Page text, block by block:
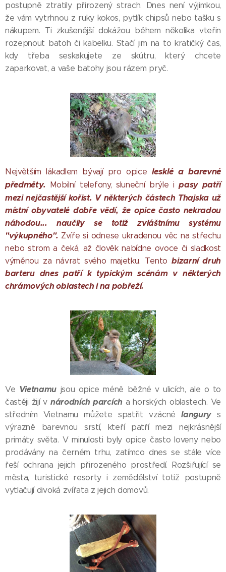
postupně ztratily přirozený strach. Dnes není výjimkou,
že vám vytrhnou z ruky kokos, pytlík chipsů nebo tašku s
nákupem. Ti zkušenější dokážou během několika vteřin
rozepnout batoh či kabelku. Stačí jim na to kratičký čas,
kdy třeba seskakujete ze skútru, který chcete
zaparkovat, a vaše batohy jsou rázem pryč.
Největším lákadlem bývají pro opice lesklé a barevné
předměty. Mobilní telefony, sluneční brýle ipasy patří
mezi nejčastější kořist. V některých částech Thajska už
místní obyvatelé dobře vědí, že opice často nekradou
náhodou... naučily se totiž zvláštnímu systému
"výkupného". Zvíře si odnese ukradenou věc na střechu
nebo strom a čeká, až člověk nabídne ovoce či sladkost
výměnou za návrat svého majetku. Tentobizarní druh
barteru dnes patří k typickým scénám v některých
chrámových oblastech i na pobřeží.
Ve Vietnamu jsou opice méně běžné v ulicích, ale o to
častěji žijí vnárodních parcích a horských oblastech. Ve
středním Vietnamu můžete spatřit vzácnélangury s
výrazně barevnou srstí, kteří patří mezi nejkrásnější
primáty světa. V minulosti byly opice často loveny nebo
prodávány na černém trhu, zatímco dnes se stále více
řeší ochrana jejich přirozeného prostředí. Rozšiřující se
města, turistické resorty i zemědělství totiž postupně
vytlačují divoká zvířata z jejich domovů.